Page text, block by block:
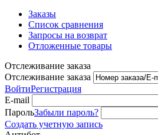
Заказы
Список сравнения
Запросы на возврат
Отложенные товары
Отслеживание заказа
Отслеживание заказа
ВойтиРегистрация
E-mail
ПарольЗабыли пароль?
Создать учетную запись